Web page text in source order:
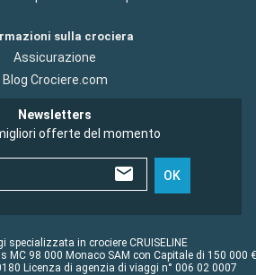
sulla crociera
Assicurazione
Blog Crociere.com
Newsletters
offerte del momento
OK
specializzata in crociere CRUISELINE
MC 98 000 Monaco SAM con Capitale di 150 000 €
Licenza di agenzia di viaggi n° 006 02 0007